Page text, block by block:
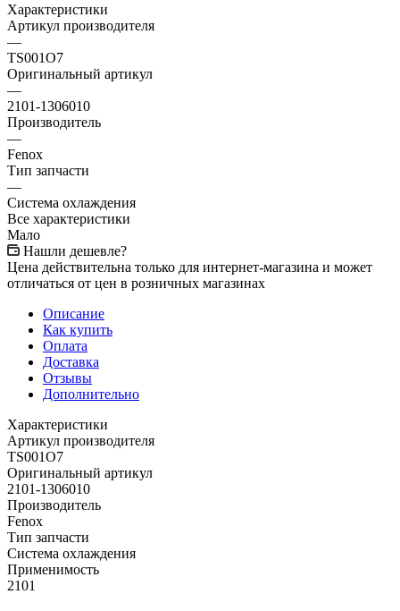
Характеристики
Артикул производителя
—
TS001O7
Оригинальный артикул
—
2101-1306010
Производитель
—
Fenox
Тип запчасти
—
Система охлаждения
Все характеристики
Мало
Нашли дешевле?
Цена действительна только для интернет-магазина и может
отличаться от цен в розничных магазинах
Описание
Как купить
Оплата
Доставка
Отзывы
Дополнительно
Характеристики
Артикул производителя
TS001O7
Оригинальный артикул
2101-1306010
Производитель
Fenox
Тип запчасти
Система охлаждения
Применимость
2101